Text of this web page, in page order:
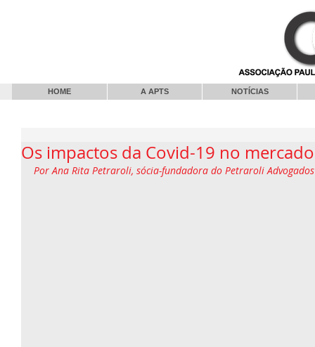
HOME A APTS NOTÍCIAS
Os impactos da Covid-19 no
Por Ana Rita Petraroli, sócia-fundadora do Petraroli Advogados